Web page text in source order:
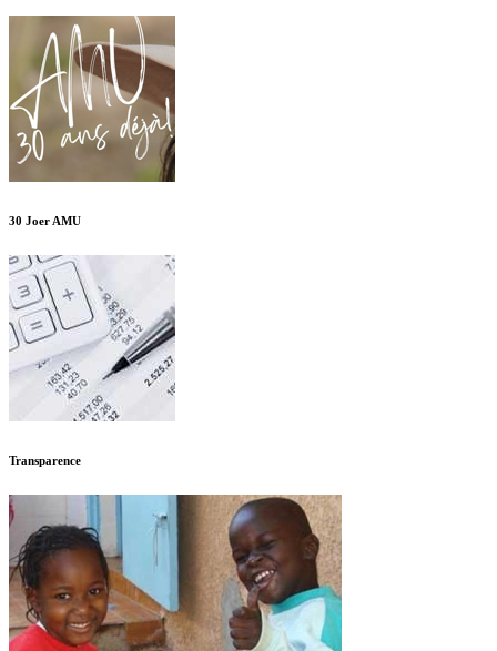
30 Joer AMU
Transparence